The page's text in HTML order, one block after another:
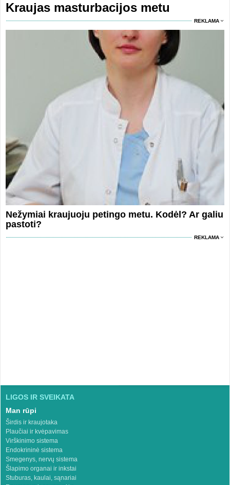
Kraujas masturbacijos metu
REKLAMA
Nežymiai kraujuoju petingo metu. Kodėl? Ar galiu
pastoti?
REKLAMA
LIGOS IR SVEIKATA
Man rūpi
Širdis ir kraujotaka
Plaučiai ir kvėpavimas
Virškinimo sistema
Endokrininė sistema
Smegenys, nervų sistema
Šlapimo organai ir inkstai
Stuburas, kaulai, sąnariai